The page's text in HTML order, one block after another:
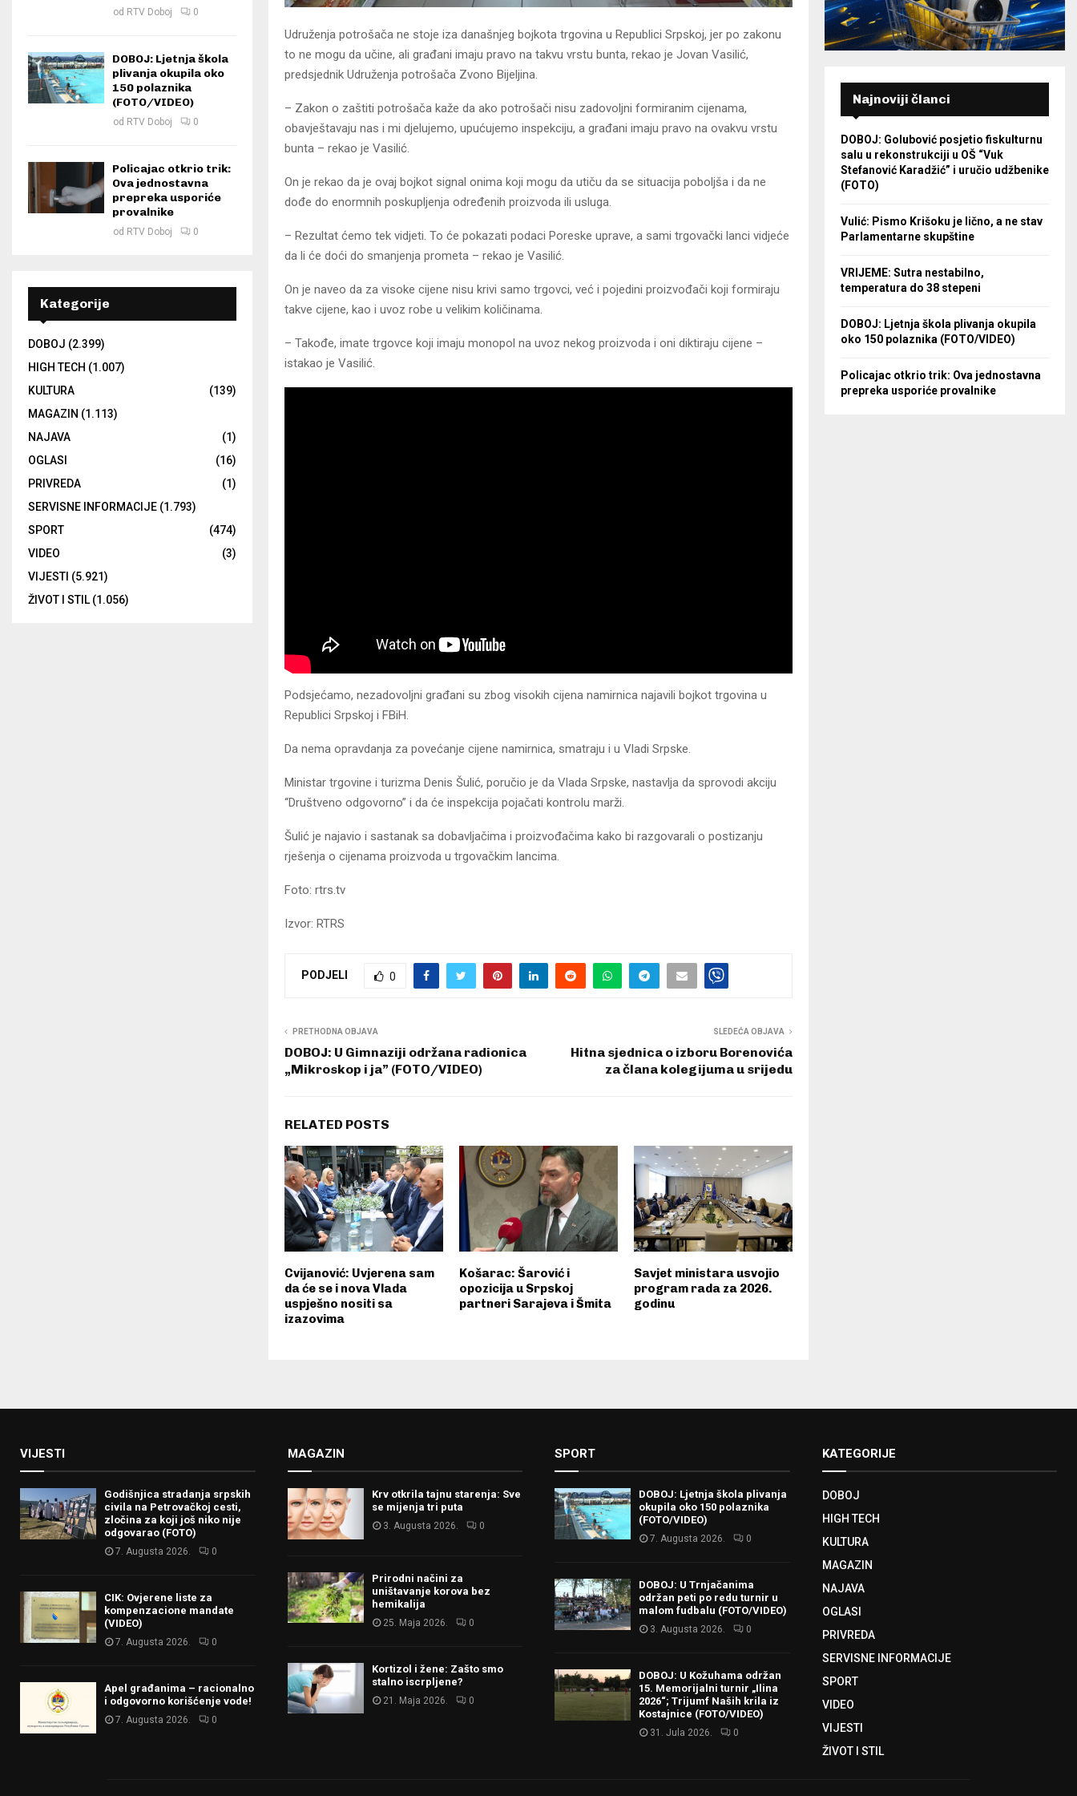
Udruženja potrošača ne stoje iza današnjeg bojkota trgovina u Republici Srpskoj, jer po zakonu
to ne mogu da učine, ali građani imaju pravo na takvu vrstu bunta, rekao je Јovan Vasilić,
predsjednik Udruženja potrošača Zvono Bijeljina.
– Zakon o zaštiti potrošača kaže da ako potrošači nisu zadovoljni formiranim cijenama,
obavještavaju nas i mi djelujemo, upućujemo inspekciju, a građani imaju pravo na ovakvu vrstu
bunta – rekao je Vasilić.
On je rekao da je ovaj bojkot signal onima koji mogu da utiču da se situacija poboljša i da ne
dođe do enormnih poskupljenja određenih proizvoda ili usluga.
– Rezultat ćemo tek vidjeti. To će pokazati podaci Poreske uprave, a sami trgovački lanci vidjeće
da li će doći do smanjenja prometa – rekao je Vasilić.
On je naveo da za visoke cijene nisu krivi samo trgovci, već i pojedini proizvođači koji formiraju
takve cijene, kao i uvoz robe u velikim količinama.
– Takođe, imate trgovce koji imaju monopol na uvoz nekog proizvoda i oni diktiraju cijene –
istakao je Vasilić.
Podsjećamo, nezadovoljni građani su zbog visokih cijena namirnica najavili bojkot trgovina u
Republici Srpskoj i FBiH.
Da nema opravdanja za povećanje cijene namirnica, smatraju i u Vladi Srpske.
Ministar trgovine i turizma Denis Šulić, poručio je da Vlada Srpske, nastavlja da sprovodi akciju
“Društveno odgovorno” i da će inspekcija pojačati kontrolu marži.
Šulić je najavio i sastanak sa dobavljačima i proizvođačima kako bi razgovarali o postizanju
rješenja o cijenama proizvoda u trgovačkim lancima.
Foto: rtrs.tv
Izvor: RTRS
PODJELI 0
PRETHODNA OBJAVA
DOBOJ: U Gimnaziji održana radionica
„Mikroskop i ja” (FOTO/VIDEO)
SLEDEĆA OBJAVA
Hitna sjednica o izboru Borenovića
za člana kolegijuma u srijedu
RELATED POSTS
Cvijanović: Uvjerena sam
da će se i nova Vlada
uspješno nositi sa
izazovima
Košarac: Šarović i
opozicija u Srpskoj
partneri Sarajeva i Šmita
Savjet ministara usvojio
program rada za 2026.
godinu
od RTV Doboj 0
DOBOJ: Ljetnja škola
plivanja okupila oko
150 polaznika
(FOTO/VIDEO)
od RTV Doboj 0
Policajac otkrio trik:
Ova jednostavna
prepreka usporiće
provalnike
od RTV Doboj 0
Kategorije
DOBOJ (2.399)
HIGH TECH (1.007)
KULTURA
(139)
MAGAZIN (1.113)
NAJAVA
(1)
OGLASI
(16)
PRIVREDA
(1)
SERVISNE INFORMACIJE (1.793)
SPORT
(474)
VIDEO
(3)
VIJESTI (5.921)
ŽIVOT I STIL(1.056)
Najnoviji članci
DOBOJ: Golubović posjetio fiskulturnu
salu u rekonstrukciji u OŠ “Vuk
Stefanović Karadžić” i uručio udžbenike
(FOTO)
Vulić: Pismo Krišoku je lično, a ne stav
Parlamentarne skupštine
VRIJEME: Sutra nestabilno,
temperatura do 38 stepeni
DOBOJ: Ljetnja škola plivanja okupila
oko 150 polaznika (FOTO/VIDEO)
Policajac otkrio trik: Ova jednostavna
prepreka usporiće provalnike
VIJESTI
Godišnjica stradanja srpskih
civila na Petrovačkoj cesti,
zločina za koji još niko nije
odgovarao (FOTO)
7. Augusta 2026. 0
CIK: Ovjerene liste za
kompenzacione mandate
(VIDEO)
7. Augusta 2026. 0
Apel građanima – racionalno
i odgovorno korišćenje vode!
7. Augusta 2026. 0
MAGAZIN
Krv otkrila tajnu starenja: Sve
se mijenja tri puta
3. Augusta 2026. 0
Prirodni načini za
uništavanje korova bez
hemikalija
25. Maja 2026. 0
Kortizol i žene: Zašto smo
stalno iscrpljene?
21. Maja 2026. 0
SPORT
DOBOJ: Ljetnja škola plivanja
okupila oko 150 polaznika
(FOTO/VIDEO)
7. Augusta 2026. 0
DOBOJ: U Trnjačanima
održan peti po redu turnir u
malom fudbalu (FOTO/VIDEO)
3. Augusta 2026. 0
DOBOJ: U Kožuhama održan
15. Memorijalni turnir „Ilina
2026“; Trijumf Naših krila iz
Kostajnice (FOTO/VIDEO)
31. Jula 2026. 0
KATEGORIJE
DOBOJ
HIGH TECH
KULTURA
MAGAZIN
NAJAVA
OGLASI
PRIVREDA
SERVISNE INFORMACIJE
SPORT
VIDEO
VIJESTI
ŽIVOT I STIL